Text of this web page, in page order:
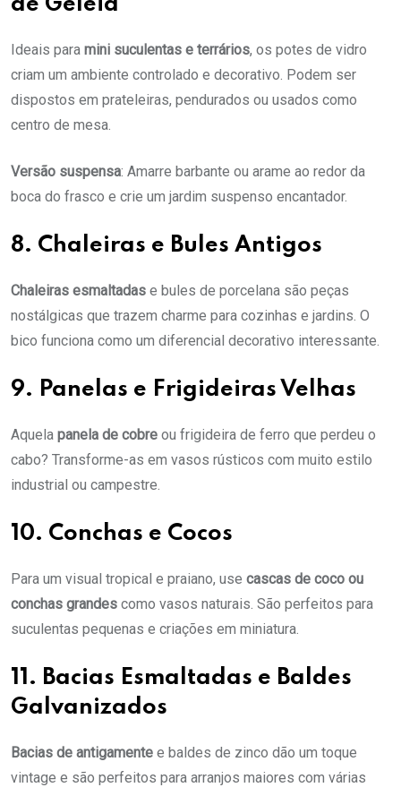
de Geleia
Ideais para mini suculentas e terrários, os potes de vidro
criam um ambiente controlado e decorativo. Podem ser
dispostos em prateleiras, pendurados ou usados como
centro de mesa.
Versão suspensa: Amarre barbante ou arame ao redor da
boca do frasco e crie um jardim suspenso encantador.
8. Chaleiras e Bules Antigos
Chaleiras esmaltadas e bules de porcelana são peças
nostálgicas que trazem charme para cozinhas e jardins. O
bico funciona como um diferencial decorativo interessante.
9. Panelas e Frigideiras Velhas
Aquela panela de cobre ou frigideira de ferro que perdeu o
cabo? Transforme-as em vasos rústicos com muito estilo
industrial ou campestre.
10. Conchas e Cocos
Para um visual tropical e praiano, use cascas de coco ou
conchas grandes como vasos naturais. São perfeitos para
suculentas pequenas e criações em miniatura.
11. Bacias Esmaltadas e Baldes
Galvanizados
Bacias de antigamente e baldes de zinco dão um toque
vintage e são perfeitos para arranjos maiores com várias